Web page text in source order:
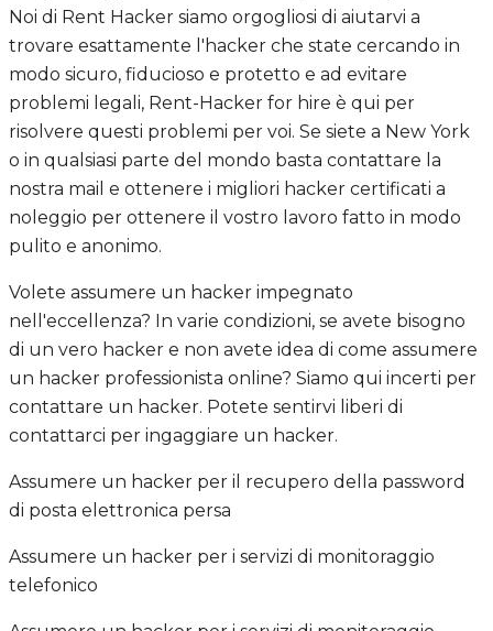
Noi di Rent Hacker siamo orgogliosi di aiutarvi a
trovare esattamente l'hacker che state cercando in
modo sicuro, fiducioso e protetto e ad evitare
problemi legali, Rent-Hacker for hire è qui per
risolvere questi problemi per voi. Se siete a New York
o in qualsiasi parte del mondo basta contattare la
nostra mail e ottenere i migliori hacker certificati a
noleggio per ottenere il vostro lavoro fatto in modo
pulito e anonimo.
Volete assumere un hacker impegnato
nell'eccellenza? In varie condizioni, se avete bisogno
di un vero hacker e non avete idea di come assumere
un hacker professionista online? Siamo qui incerti per
contattare un hacker. Potete sentirvi liberi di
contattarci per ingaggiare un hacker.
Assumere un hacker per il recupero della password
di posta elettronica persa
Assumere un hacker per i servizi di monitoraggio
telefonico